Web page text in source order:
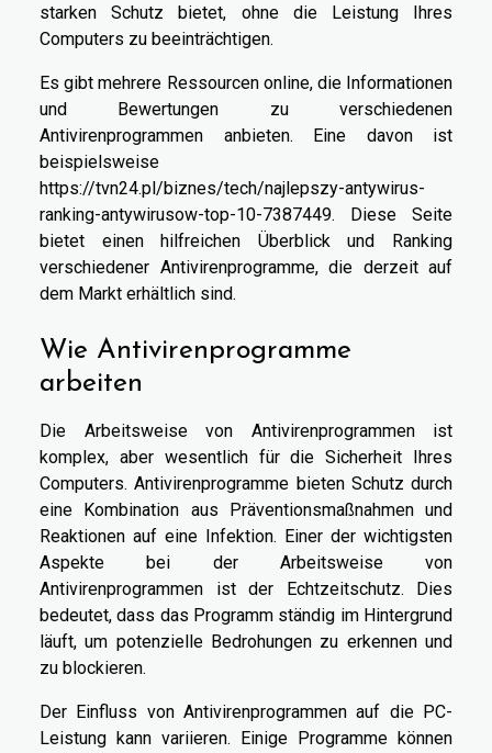
starken Schutz bietet, ohne die Leistung Ihres
Computers zu beeinträchtigen.
Es gibt mehrere Ressourcen online, die Informationen
und Bewertungen zu verschiedenen
Antivirenprogrammen anbieten. Eine davon ist
beispielsweise
https://tvn24.pl/biznes/tech/najlepszy-antywirus-
ranking-antywirusow-top-10-7387449. Diese Seite
bietet einen hilfreichen Überblick und Ranking
verschiedener Antivirenprogramme, die derzeit auf
dem Markt erhältlich sind.
Wie Antivirenprogramme
arbeiten
Die Arbeitsweise von Antivirenprogrammen ist
komplex, aber wesentlich für die Sicherheit Ihres
Computers. Antivirenprogramme bieten Schutz durch
eine Kombination aus Präventionsmaßnahmen und
Reaktionen auf eine Infektion. Einer der wichtigsten
Aspekte bei der Arbeitsweise von
Antivirenprogrammen ist der Echtzeitschutz. Dies
bedeutet, dass das Programm ständig im Hintergrund
läuft, um potenzielle Bedrohungen zu erkennen und
zu blockieren.
Der Einfluss von Antivirenprogrammen auf die PC-
Leistung kann variieren. Einige Programme können